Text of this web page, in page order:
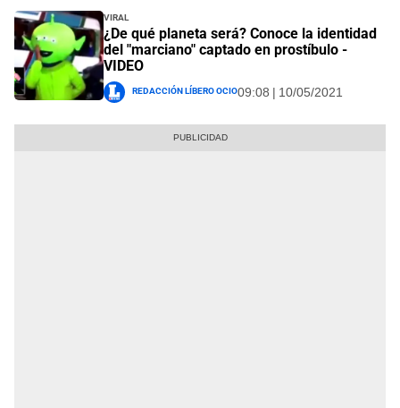
Viral
¿De qué planeta será? Conoce la identidad
del "marciano" captado en prostíbulo -
VIDEO
Redacción Líbero Ocio09:08 | 10/05/2021